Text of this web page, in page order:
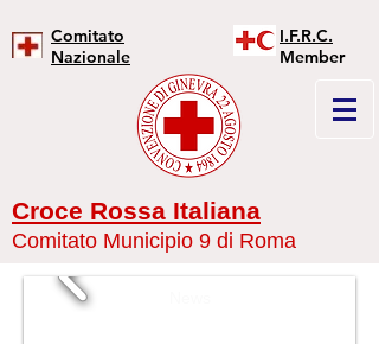
Comitato
Nazionale
I.F.R.C.
Member
Croce Rossa Italiana
Comitato Municipio 9 di Roma